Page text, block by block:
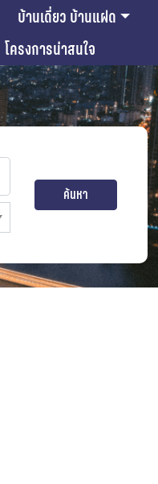
บ้านเดี่ยว บ้านแฝด
โครงการน่าสนใจ
ค้นหา